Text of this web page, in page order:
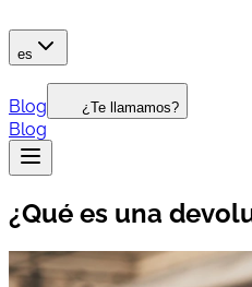
es
Blog ¿Te llamamos?
Blog
¿Qué es una